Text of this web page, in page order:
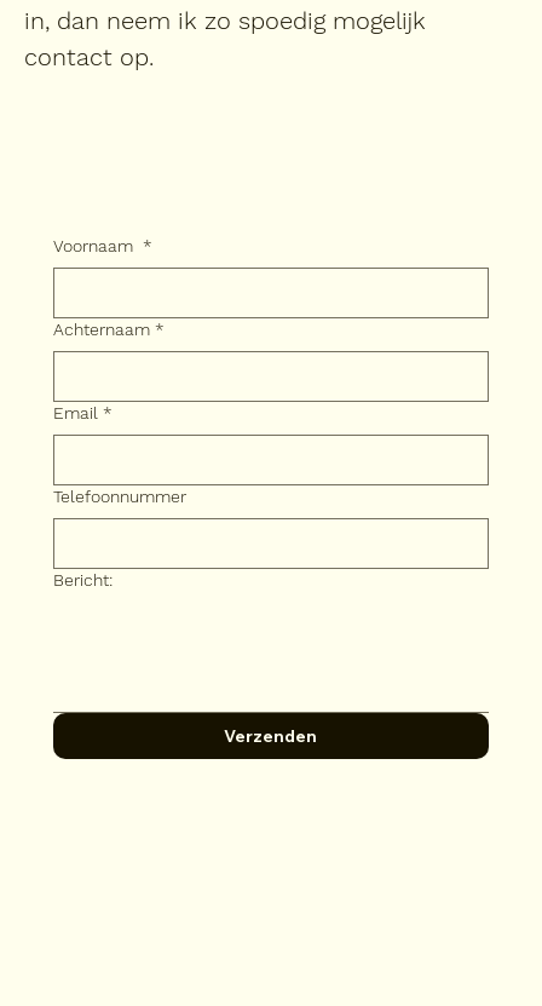
in, dan neem ik zo spoedig mogelijk
contact op.
Voornaam *
Achternaam *
Email *
Telefoonnummer
Bericht:
Verzenden